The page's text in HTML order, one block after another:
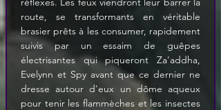
route, se transformants en véritable
brasier prêts à les consumer, rapidement
suivis par un essaim de guêpes
électrisantes qui piqueront Za'addha,
Evelynn et Spy avant que ce dernier ne
dresse autour d'eux un dôme aqueux
pour tenir les flammèches et les insectes